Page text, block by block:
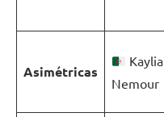
Asimétricas
Kaylia
Nemour